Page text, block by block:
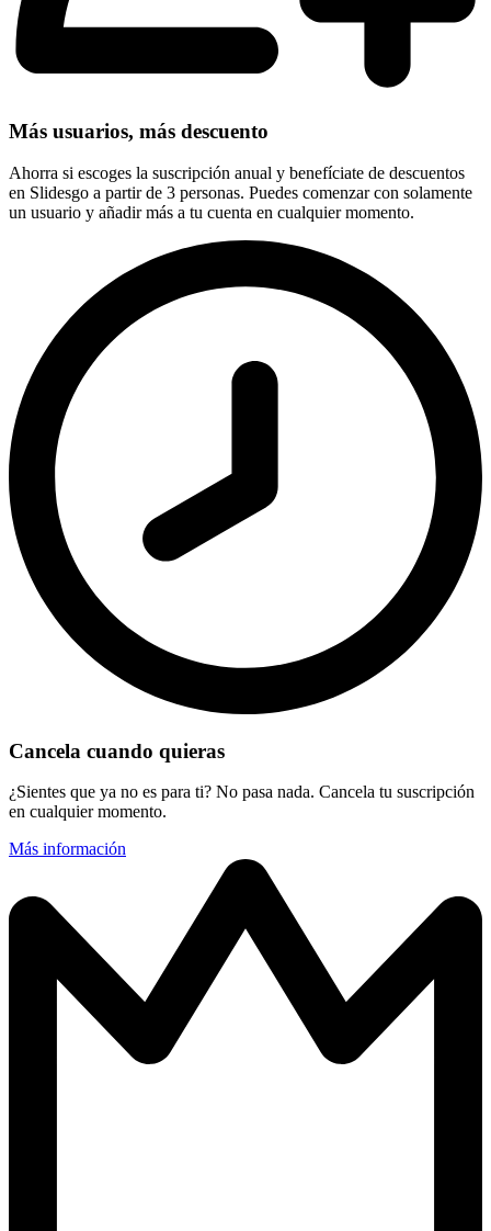
Más usuarios, más descuento
Ahorra si escoges la suscripción anual y benefíciate de descuentos
en Slidesgo a partir de 3 personas. Puedes comenzar con solamente
un usuario y añadir más a tu cuenta en cualquier momento.
Cancela cuando quieras
¿Sientes que ya no es para ti? No pasa nada. Cancela tu suscripción
en cualquier momento.
Más información